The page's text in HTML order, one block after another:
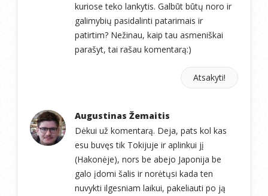
kuriose teko lankytis. Galbūt būtų noro ir
galimybių pasidalinti patarimais ir
patirtim? Nežinau, kaip tau asmeniškai
parašyt, tai rašau komentarą:)
Atsakyti!
Augustinas Žemaitis
Dėkui už komentarą. Deja, pats kol kas
esu buvęs tik Tokijuje ir aplinkui jį
(Hakonėje), nors be abejo Japonija be
galo įdomi šalis ir norėtųsi kada ten
nuvykti ilgesniam laikui, pakeliauti po ją